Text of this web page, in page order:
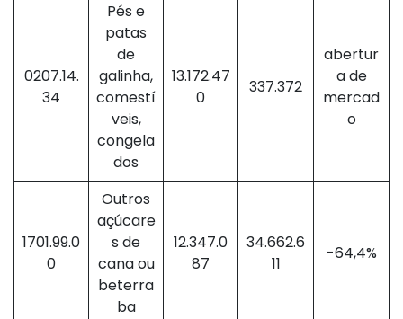
0207.14.
34
Pés e
patas
de
galinha,
comestí
veis,
congela
dos
13.172.47
0
337.372
abertur
a de
mercad
o
1701.99.0
0
Outros
açúcare
s de
cana ou
beterra
ba
12.347.0
87
34.662.6
11
-64,4%